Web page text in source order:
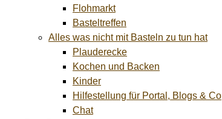
Flohmarkt
Basteltreffen
Alles was nicht mit Basteln zu tun hat
Plauderecke
Kochen und Backen
Kinder
Hilfestellung für Portal, Blogs & Co
Chat